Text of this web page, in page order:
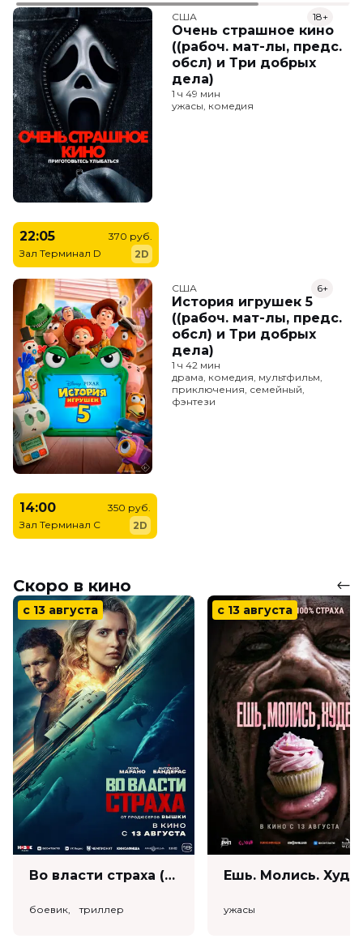
США
Очень страшное кино
((рабоч. мат-лы, предс.
обсл) и Три добрых
дела)
18+
1 ч 49 мин
ужасы, комедия
22:05
Зал Терминал D
370 руб.
2D
США
История игрушек 5
((рабоч. мат-лы, предс.
обсл) и Три добрых
дела)
6+
1 ч 42 мин
драма, комедия, мультфильм,
приключения, семейный,
фэнтези
14:00
Зал Терминал C
350 руб.
2D
Скоро в кино
с 13 августа
Во власти страха (18+)
боевик, триллер
с 13 августа
ужасы